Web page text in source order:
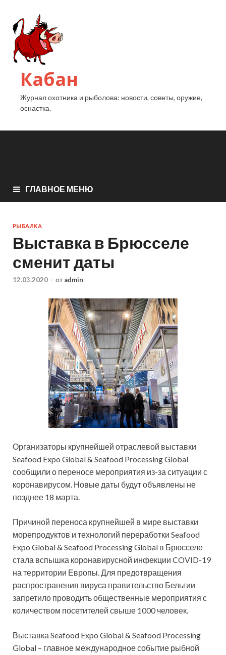
Кабан
Журнал охотника и рыболова: новости, советы, оружие,
оснастка.
ГЛАВНОЕ МЕНЮ
РЫБАЛКА
Выставка в Брюсселе
сменит даты
12.03.2020 - от admin
Организаторы крупнейшей отраслевой выставки
Seafood Expo Global & Seafood Processing Global
сообщили о переносе мероприятия из-за ситуации с
коронавирусом. Новые даты будут объявлены не
позднее 18 марта.
Причиной переноса крупнейшей в мире выставки
морепродуктов и технологий переработки Seafood
Expo Global & Seafood Processing Global в Брюсселе
стала вспышка коронавирусной инфекции COVID-19
на территории Европы. Для предотвращения
распространения вируса правительство Бельгии
запретило проводить общественные мероприятия с
количеством посетителей свыше 1000 человек.
Выставка Seafood Expo Global & Seafood Processing
Global – главное международное событие рыбной